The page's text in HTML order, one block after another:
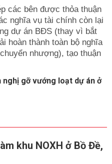
các bên được thỏa thuận
nghĩa vụ tài chính còn lại
dự án BĐS (thay vì bắt
hoàn thành toàn bộ nghĩa
nhượng), tạo thuận
nghị gỡ vướng loạt dự án ở
khu NOXH ở Bồ Đề,